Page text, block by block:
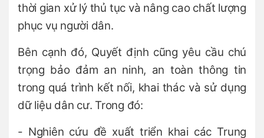
thời gian xử lý thủ tục và nâng cao chất lượng
phục vụ người dân.
Bên cạnh đó, Quyết định cũng yêu cầu chú
trọng bảo đảm an ninh, an toàn thông tin
trong quá trình kết nối, khai thác và sử dụng
dữ liệu dân cư. Trong đó:
- Nghiên cứu đề xuất triển khai các Trung